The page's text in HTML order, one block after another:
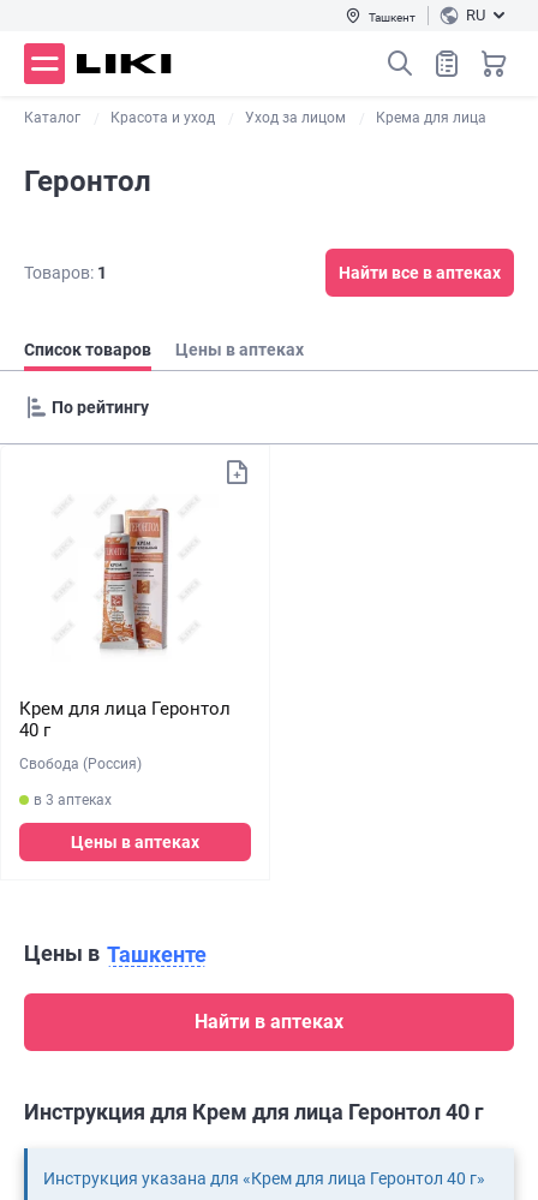
Ташкент RU
Каталог Красота и уход Уход за лицом Крема для лица
Геронтол
Товаров: 1 Найти все в аптеках
Список товаров Цены в аптеках
Крем для лица Геронтол
40 г
Свобода (Россия)
в 3 аптеках
Цены в аптеках
Цены в Ташкенте
Найти в аптеках
Инструкция для Крем для лица Геронтол 40 г
Инструкция указана для «Крем для лица Геронтол 40 г»